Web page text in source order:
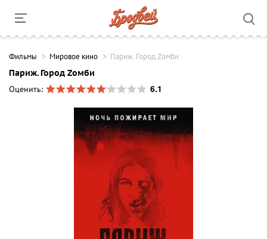
Фильмы Мировое кино Париж. Город Zомби
Париж. Город Zомби
Оценить:
6.1